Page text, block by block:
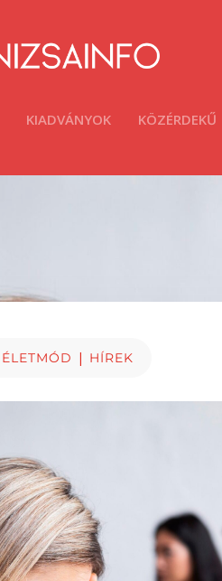
KIADVÁNYOK KÖZÉRDEKŰ
ÉLETMÓD | HÍREK